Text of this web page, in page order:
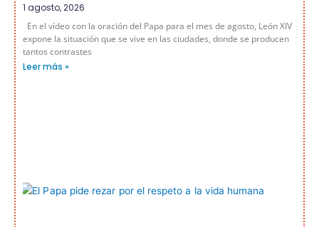
1 agosto, 2026
En el vídeo con la oración del Papa para el mes de agosto, León XIV
expone la situación que se vive en las ciudades, donde se producen
tantos contrastes
Leer más »